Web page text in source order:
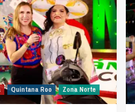
Quintana Roo Zona Norte